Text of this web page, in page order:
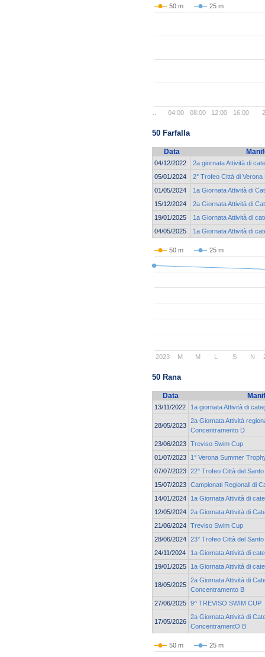
50 m 25 m
04:00 08:00 12:00 16:00
50 Farfalla
Data
04/12/2022
2a giornata Attività di
05/01/2024
2° Trofeo Città di
01/05/2024
1a Giornata Attività di
15/12/2024
2a Giornata Attività di
19/01/2025
1a Giornata Attività di
04/05/2025
1a Giornata Attività di
50 m 25 m
2023 M M L S N
50 Rana
Data
13/11/2022 1a giornata Attività di
28/05/2023
2a Giornata Attività
Concentramento D
23/06/2023 Treviso Swim Cup
01/07/2023
1° Verona Summer
07/07/2023 22° Trofeo Città del Santo
15/07/2023 Campionati Regionali di
14/01/2024
1a Giornata Attività di
12/05/2024 2a Giornata Attività di
21/06/2024 Treviso Swim Cup
28/06/2024 23° Trofeo Città del Santo
24/11/2024
1a Giornata Attività di
19/01/2025
1a Giornata Attività di
18/05/2025
2a Giornata Attività di
Concentramento B
27/06/2025 9^ TREVISO SWIM CUP
17/05/2026
2a Giornata Attività di
ConcentramentO B
50 m 25 m